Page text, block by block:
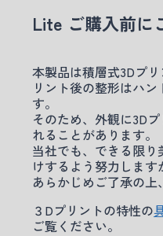
Lite ご購入前に
本製品は積層式3Dプ
リント後の整形はハ
す。
そのため、外観に3D
れることがあります。
当社でも、できる限
けするよう努力します
あらかじめご了承の上
３Dプリントの特性の
ご覧ください。